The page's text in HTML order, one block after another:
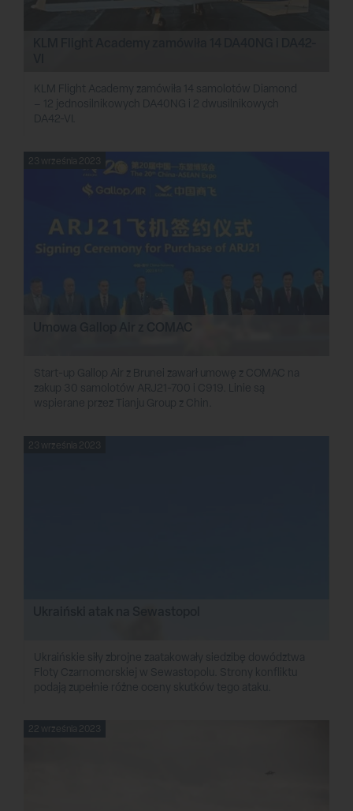
KLM Flight Academy zamówiła 14 samolotów Diamond
– 12 jednosilnikowych DA40NG i 2 dwusilnikowych
DA42-VI.
23 września 2023
Umowa Gallop Air z COMAC
Start-up Gallop Air z Brunei zawarł umowę z COMAC na
zakup 30 samolotów ARJ21-700 i C919. Linie są
wspierane przez Tianju Group z Chin.
23 września 2023
Ukraińskie siły zbrojne zaatakowały siedzibę dowództwa
Floty Czarnomorskiej w Sewastopolu. Strony konfliktu
podają zupełnie różne oceny skutków tego ataku.
22 września 2023